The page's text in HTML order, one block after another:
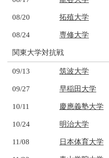
08/20 拓殖大学
08/24 専修大学
関東大学対抗戦
09/13 筑波大学
09/27 早稲田大学
10/11 慶應義塾大学
10/24 明治大学
11/08 日本体育大学